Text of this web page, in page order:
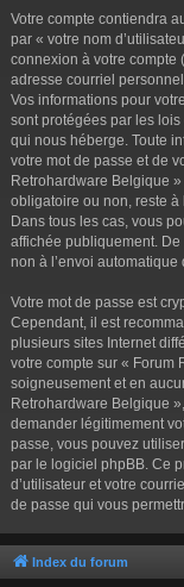
Votre compte contiendra
par « votre nom
connexion à votre compte
adresse courriel
Vos informations pour
sont protégées par les
qui nous héberge. Toute
votre mot de passe et de
Retrohardware Belgique
obligatoire ou non, reste à
Dans tous les cas, vous
affichée publiquement.
non à l’envoi
Votre mot de passe est
Cependant, il est
plusieurs sites Internet
votre compte sur « Forum
soigneusement et en
Retrohardware Belgique
demander légitimement
passe, vous pouvez
par le logiciel phpBB. Ce
d’utilisateur et votre
de passe qui vous
Index du forum